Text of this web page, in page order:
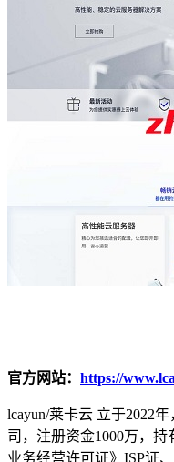
官方网站： https://
lcayun/莱卡云 立于2022
司，注册资金1000万，
业务经营许可证》ISP证